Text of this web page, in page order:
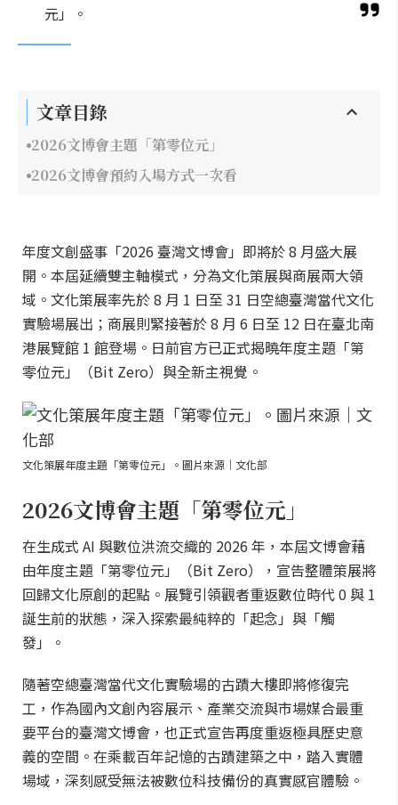
元」。
文章目錄
2026文博會主題「第零位元」
2026文博會預約入場方式一次看
年度文創盛事「2026 臺灣文博會」即將於 8 月盛大展
開。本屆延續雙主軸模式，分為文化策展與商展兩大領
域。文化策展率先於 8 月 1 日至 31 日空總臺灣當代文化
實驗場展出；商展則緊接著於 8 月 6 日至 12 日在臺北南
港展覽館 1 館登場。日前官方已正式揭曉年度主題「第
零位元」（Bit Zero）與全新主視覺。
文化策展年度主題「第零位元」。圖片來源｜文化部
2026文博會主題「第零位元」
在生成式 AI 與數位洪流交織的 2026 年，本屆文博會藉
由年度主題「第零位元」（Bit Zero），宣告整體策展將
回歸文化原創的起點。展覽引領觀者重返數位時代 0 與 1
誕生前的狀態，深入探索最純粹的「起念」與「觸
發」。
隨著空總臺灣當代文化實驗場的古蹟大樓即將修復完
工，作為國內文創內容展示、產業交流與市場媒合最重
要平台的臺灣文博會，也正式宣告再度重返極具歷史意
義的空間。在乘載百年記憶的古蹟建築之中，踏入實體
場域，深刻感受無法被數位科技備份的真實感官體驗。